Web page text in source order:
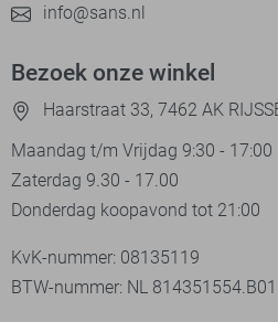
info@sans.nl
Bezoek onze winkel
Haarstraat 33, 7462 AK
Maandag t/m Vrijdag 9:30 - 17:00
Zaterdag 9.30 - 17.00
Donderdag koopavond tot 21:00
KvK-nummer: 08135119
BTW-nummer: NL 814351554.B01